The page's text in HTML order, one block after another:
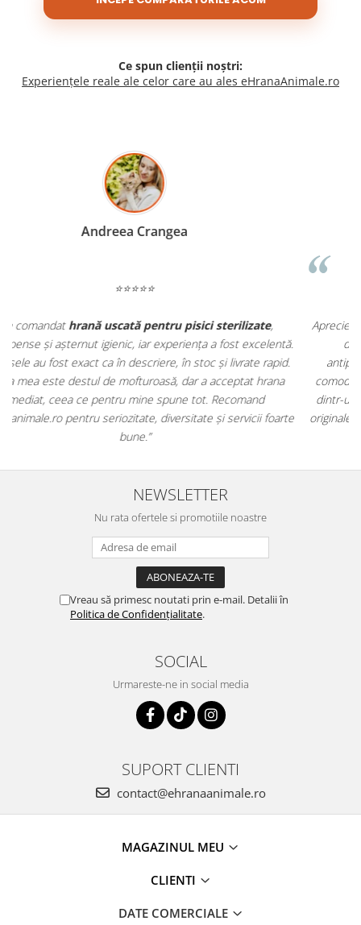
Ce spun clienții noștri:
Experiențele reale ale celor care au ales eHranaAnimale.ro
Madalina Stancea
Apreciez foarte mult faptul că peehranaanimale.ro
găsesc nu
doar hrană, ci și produse dinfarmacia veterinară
antiparazitare, suplimente și soluții de îngrijire. Este foarte
comod să pot comanda tot ce am nevoie pentru animalul meu
dintr-un singur loc. Livrarea a fost rapidă, iar produsele au fost
originale și în termen. Magazin serios, bine organizat și foarte util
pentru orice stăpân de animale.
NEWSLETTER
Nu rata ofertele si promotiile noastre
Vreau să primesc noutati prin e-mail. Detalii în
Politica de Confidențialitate.
SOCIAL
Urmareste-ne in social media
SUPORT CLIENTI
contact@ehranaanimale.ro
MAGAZINUL MEU
CLIENTI
DATE COMERCIALE